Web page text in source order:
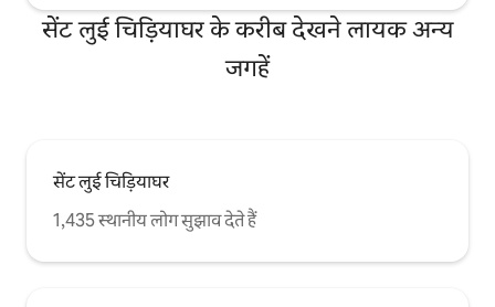
सेंट लुई चिड़ियाघर के करीब देखने लायक अन्य
जगहें
सेंट लुई चिड़ियाघर
1,435 स्थानीय लोग सुझाव देते हैं